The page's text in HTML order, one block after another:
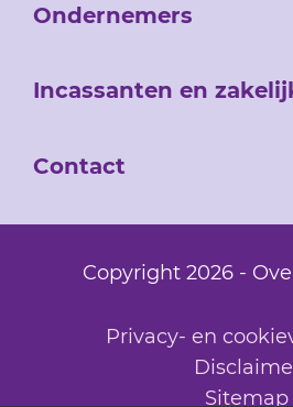
Ondernemers
Incassanten en
Contact
Copyright 2026 -
Privacy- en
Sitemap